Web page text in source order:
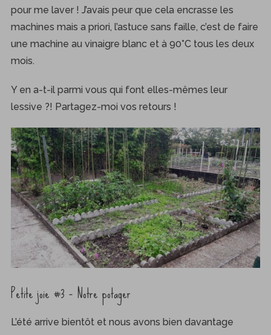
pour me laver ! J’avais peur que cela encrasse les
machines mais a priori, l’astuce sans faille, c’est de faire
une machine au vinaigre blanc et à 90°C tous les deux
mois.
Y en a-t-il parmi vous qui font elles-mêmes leur
lessive ?! Partagez-moi vos retours !
Petite joie #3 – Notre potager
L’été arrive bientôt et nous avons bien davantage